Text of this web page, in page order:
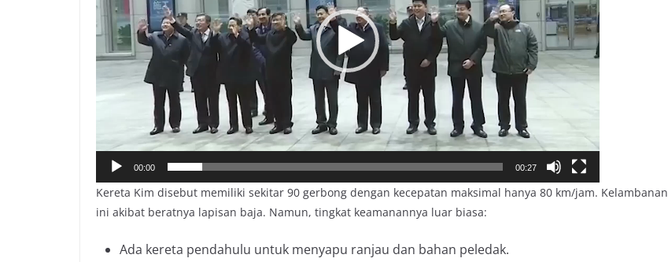
00:00 00:27
Kereta Kim disebut memiliki sekitar 90 gerbong dengan kecepatan maksimal hanya 80 km/jam. Kelambanan
ini akibat beratnya lapisan baja. Namun, tingkat keamanannya luar biasa:
Ada kereta pendahulu untuk menyapu ranjau dan bahan peledak.